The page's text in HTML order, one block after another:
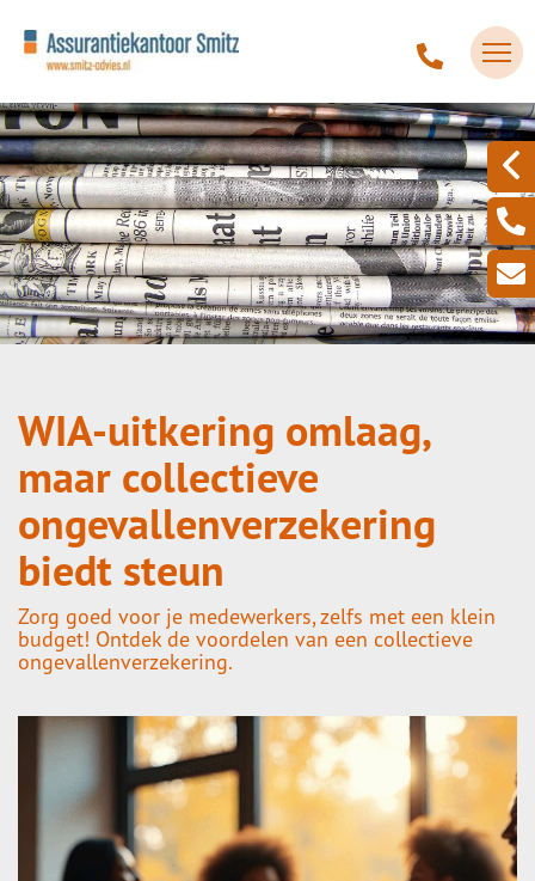
WIA-uitkering omlaag,
maar collectieve
ongevallenverzekering
biedt steun
Zorg goed voor je medewerkers, zelfs met een klein
budget! Ontdek de voordelen van een collectieve
ongevallenverzekering.